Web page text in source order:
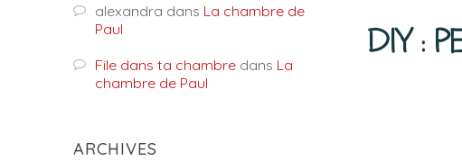
DIY :
alexandra dans La chambre de
Paul
File dans ta chambre dans La
chambre de Paul
ARCHIVES